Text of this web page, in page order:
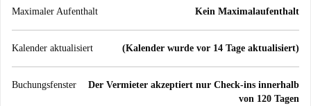
Maximaler Aufenthalt Kein Maximalaufenthalt
Kalender aktualisiert (Kalender wurde vor 14 Tage aktualisiert)
Buchungsfenster
Der Vermieter akzeptiert nur Check-ins innerhalb
von 120 Tagen